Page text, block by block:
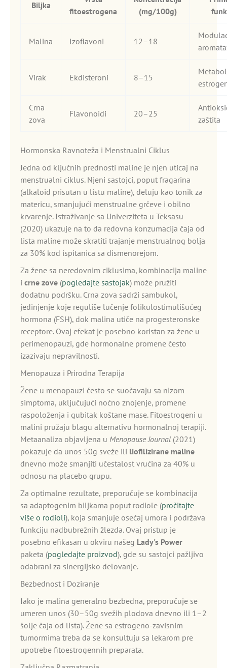
Biljka
fitoestrogena
(mg/100g)
Malina Izoflavoni 12–18
Virak Ekdisteroni 8–15
Crna
zova
Flavonoidi 20–25
zaštita
Hormonska Ravnoteža i Menstrualni Ciklus
Jedna od ključnih prednosti maline je njen uticaj na
menstrualni ciklus. Njeni sastojci, poput fragarina
(alkaloid prisutan u listu maline), deluju kao tonik za
matericu, smanjujući menstrualne grčeve i obilno
krvarenje. Istraživanje sa Univerziteta u Teksasu
(2020) ukazuje na to da redovna konzumacija čaja od
lista maline može skratiti trajanje menstrualnog bolja
za 30% kod ispitanica sa dismenorejom.
Za žene sa neredovnim ciklusima, kombinacija maline
i crne zove (pogledajte sastojak) može pružiti
dodatnu podršku. Crna zova sadrži sambukol,
jedinjenje koje reguliše lučenje folikulostimulišućeg
hormona (FSH), dok malina utiče na progesteronske
receptore. Ovaj efekat je posebno koristan za žene u
perimenopauzi, gde hormonalne promene često
izazivaju nepravilnosti.
Menopauza i Prirodna Terapija
Žene u menopauzi često se suočavaju sa nizom
simptoma, uključujući noćno znojenje, promene
raspoloženja i gubitak koštane mase. Fitoestrogeni u
malini pružaju blagu alternativu hormonalnoj terapiji.
Metaanaliza objavljena u Menopause Journal (2021)
pokazuje da unos 50g sveže ili liofilizirane maline
dnevno može smanjiti učestalost vrućina za 40% u
odnosu na placebo grupu.
Za optimalne rezultate, preporučuje se kombinacija
sa adaptogenim biljkama poput rodiole (pročitajte
više o rodioli), koja smanjuje osećaj umora i podržava
funkciju nadbubrežnih žlezda. Ovaj pristup je
posebno efikasan u okviru našeg Lady's Power
paketa (pogledajte proizvod), gde su sastojci pažljivo
odabrani za sinergijsko delovanje.
Bezbednost i Doziranje
Iako je malina generalno bezbedna, preporučuje se
umeren unos (30–50g svežih plodova dnevno ili 1–2
šolje čaja od lista). Žene sa estrogeno-zavisnim
tumormima treba da se konsultuju sa lekarom pre
upotrebe fitoestrogennih preparata.